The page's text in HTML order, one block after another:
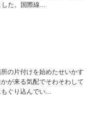
た。国際線...
の片付けを始めたせいかす
が来る気配でそわそわして
ぐり込んでい...